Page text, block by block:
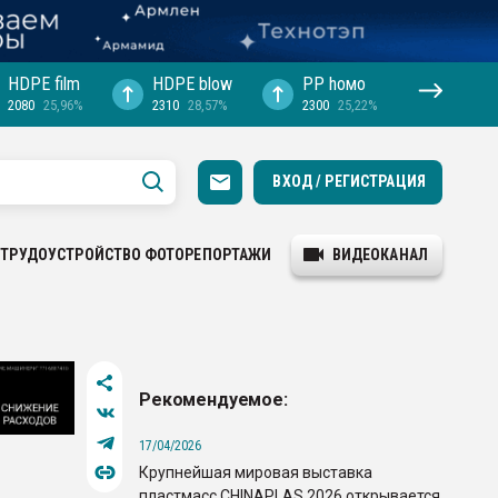
HDPE film
2080 25,96%
HDPE blow
2310 28,57%
PP hомо
2300 25,22%
ВХОД / РЕГИСТРАЦИЯ
ТРУДОУСТРОЙСТВО ФОТОРЕПОРТАЖИ ВИДЕОКАНАЛ
Рекомендуемое:
17/04/2026
Крупнейшая мировая выставка